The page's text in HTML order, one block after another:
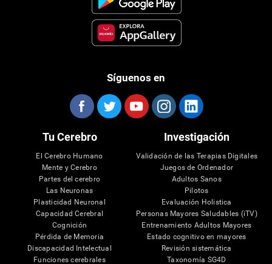
Síguenos en
Tu Cerebro
El Cerebro Humano
Mente y Cerebro
Partes del cerebro
Las Neuronas
Plasticidad Neuronal
Capacidad Cerebral
Cognición
Pérdida de Memoria
Discapacidad Intelectual
Funciones cerebrales
Investigación
Validación de las Terapias Digitales
Juegos de Ordenador
Adultos Sanos
Pilotos
Evaluación Holistica
Personas Mayores Saludables (iTV)
Entrenamiento Adultos Mayores
Estado cognitivo en mayores
Revisión sistemática
Taxonomía SG4D